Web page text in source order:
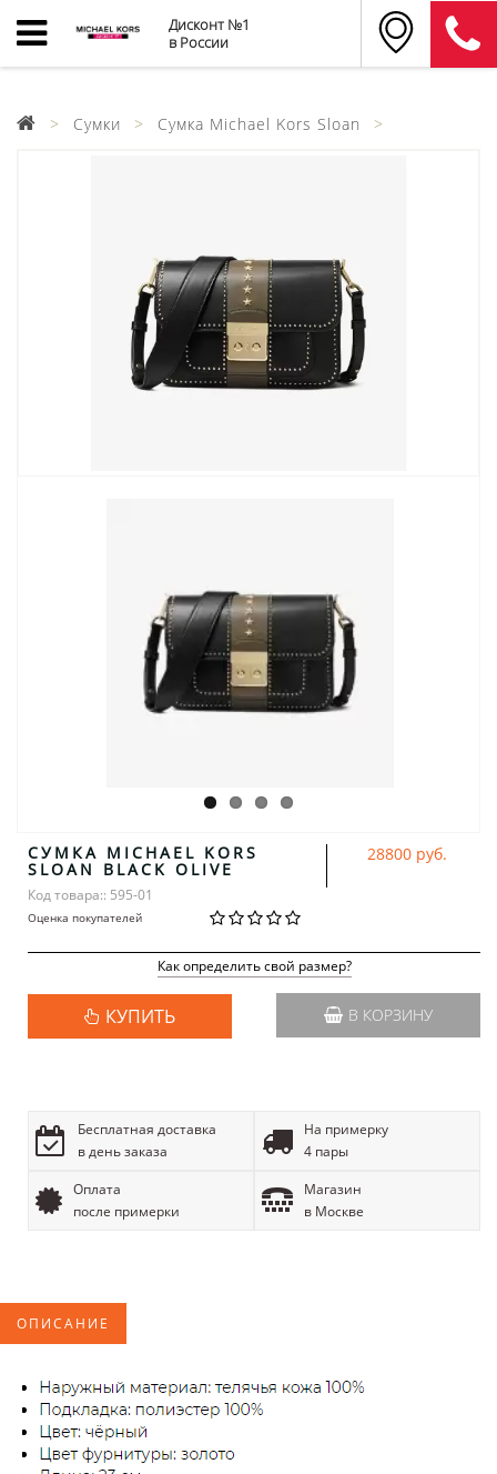
Дисконт №1
в России
Сумки Сумка Michael Kors Sloan
СУМКА MICHAEL KORS
SLOAN BLACK OLIVE
Код товара:: 595-01
Оценка покупателей
28800 руб.
Как определить свой размер?
КУПИТЬ В КОРЗИНУ
Бесплатная доставка
в день заказа
На примерку
4 пары
Оплата
после примерки
Магазин
в Москве
ОПИСАНИЕ